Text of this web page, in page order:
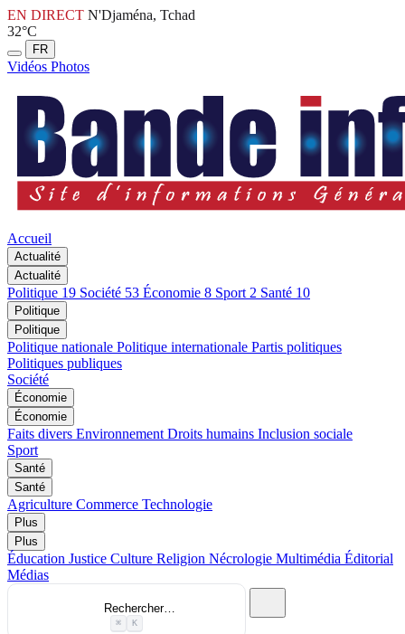
EN DIRECT N'Djaména, Tchad
32°C
FR
Vidéos Photos
Accueil
Actualité
Actualité
Politique 19 Société 53 Économie 8 Sport 2 Santé 10
Politique
Politique
Politique nationale Politique internationale Partis politiques
Politiques publiques
Société
Économie
Économie
Faits divers Environnement Droits humains Inclusion sociale
Sport
Santé
Santé
Agriculture Commerce Technologie
Plus
Plus
Éducation Justice Culture Religion Nécrologie Multimédia Éditorial
Médias
Rechercher…
⌘ K